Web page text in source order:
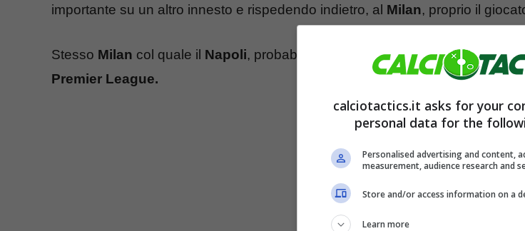
importante su un altro innesto e rispedendo indietro, al Milan, proprio il
Stesso Milan col quale il Napoli, probabilmente, si dovrà dare battaglia per il
Premier League.
calciotactics.it asks for your
personal data for the
Personalised advertising and content,
measurement, audience research and
Store and/or access information on a
Learn more